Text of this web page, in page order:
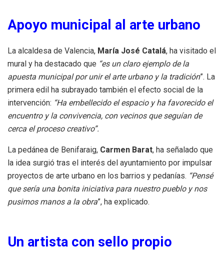
Apoyo municipal al arte urbano
La alcaldesa de Valencia, María José Catalá, ha visitado el
mural y ha destacado que “es un claro ejemplo de la
apuesta municipal por unir el arte urbano y la tradición”. La
primera edil ha subrayado también el efecto social de la
intervención: “Ha embellecido el espacio y ha favorecido el
encuentro y la convivencia, con vecinos que seguían de
cerca el proceso creativo”.
La pedánea de Benifaraig, Carmen Barat, ha señalado que
la idea surgió tras el interés del ayuntamiento por impulsar
proyectos de arte urbano en los barrios y pedanías. “Pensé
que sería una bonita iniciativa para nuestro pueblo y nos
pusimos manos a la obra”, ha explicado.
Un artista con sello propio